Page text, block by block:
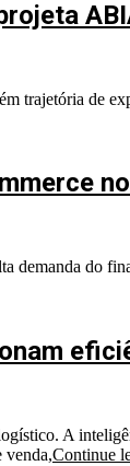
trajetória de
demanda do
A
venda,Continue